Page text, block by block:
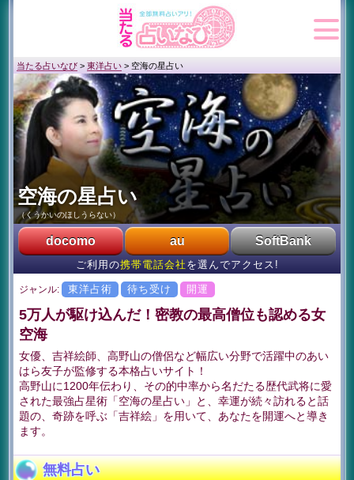
当たる占いなび >東洋占い > 空海の星占い
空海の星占い
（くうかいのほしうらない）
docomo au SoftBank
ご利用の携帯電話会社 を選んでアクセス!
ジャンル: 東洋占術 待ち受け 開運
5万人が駆け込んだ！密教の最高僧位も認める女
空海
女優、吉祥絵師、高野山の僧侶など幅広い分野で活躍中のあい
はら友子が監修する本格占いサイト！
高野山に1200年伝わり、その的中率から名だたる歴代武将に愛
された最強占星術「空海の星占い」と、幸運が続々訪れると話
題の、奇跡を呼ぶ「吉祥絵」を用いて、あなたを開運へと導き
ます。
無料占い